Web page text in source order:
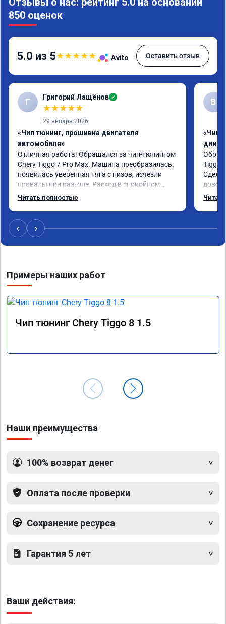
850 оценок
5.0 из 5★★★★★ Avito Оставить отзыв
Г Григорий Лащёнов ✓
★★★★★
29 января 2026
«Чип тюнинг, прошивка двигателя
автомобиля»
Отличная работа! Обращался за чип-тюнингом
Chery Tiggo 7 Pro Max. Машина преобразилась:
появилась уверенная тяга с низов, исчезли
провалы при разгоне. Расход в спокойном
режиме даже немного снизился. Все сделали
Читать полностью
В
«Чип
Tiggo
‹ ›
Примеры наших работ
Чип тюнинг Chery Tiggo 8 1.5
Наши преимущества
100% возврат денег
Оплата после проверки
Сохранение ресурса
Гарантия 5 лет
Ваши действия: